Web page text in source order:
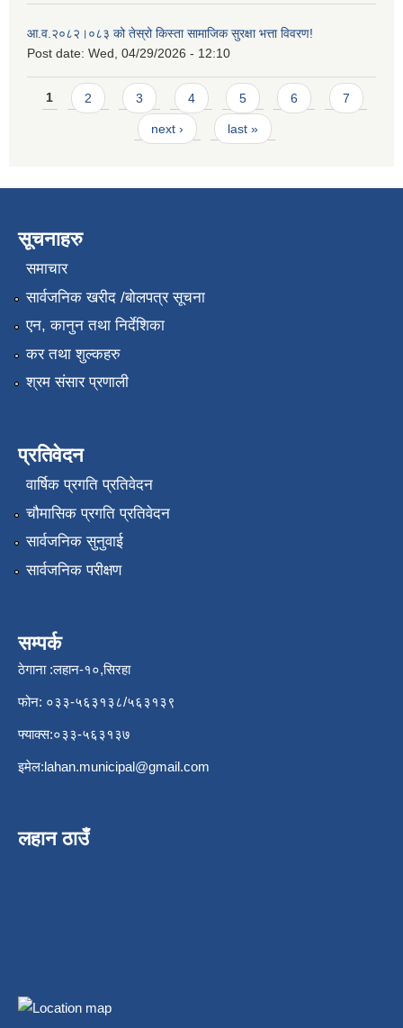
आ.व.२०८२।०८३ को तेस्रो किस्ता सामाजिक सुरक्षा भत्ता विवरण!
Post date: Wed, 04/29/2026 - 12:10
Pages
1 2 3 4 5 6 7
next › last »
सूचनाहरु
समाचार
सार्वजनिक खरीद /बोलपत्र सूचना
एन, कानुन तथा निर्देशिका
कर तथा शुल्कहरु
श्रम संसार प्रणाली
प्रतिवेदन
वार्षिक प्रगति प्रतिवेदन
चौमासिक प्रगति प्रतिवेदन
सार्वजनिक सुनुवाई
सार्वजनिक परीक्षण
सम्पर्क
ठेगाना :लहान-१०,सिरहा
फोन: ०३३-५६३१३८/५६३१३९
फ्याक्स:०३३-५६३१३७
इमेल:lahan.municipal@gmail.com
लहान ठाउँ